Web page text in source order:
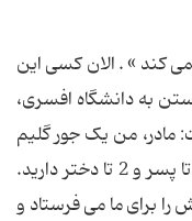
کند » . الان کسی این
به دانشگاه افسری،
من یک جور گلیم
خود را از آب بیرون می کشم، اما شما 5 تا پسر و 2 تا دختر دارید.
را برای ما می فرستاد و